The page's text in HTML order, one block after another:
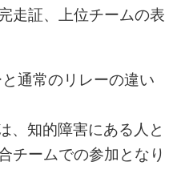
走証、上位チームの表
通常のリレーの違い
、知的障害にある人と
チームでの参加となり